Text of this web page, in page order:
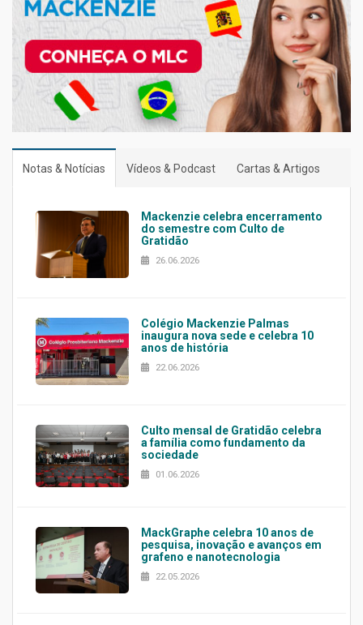
Notas & Notícias Vídeos & Podcast Cartas & Artigos
Mackenzie celebra encerramento
do semestre com Culto de
Gratidão
26.06.2026
Colégio Mackenzie Palmas
inaugura nova sede e celebra 10
anos de história
22.06.2026
Culto mensal de Gratidão celebra
a família como fundamento da
sociedade
01.06.2026
MackGraphe celebra 10 anos de
pesquisa, inovação e avanços em
grafeno e nanotecnologia
22.05.2026